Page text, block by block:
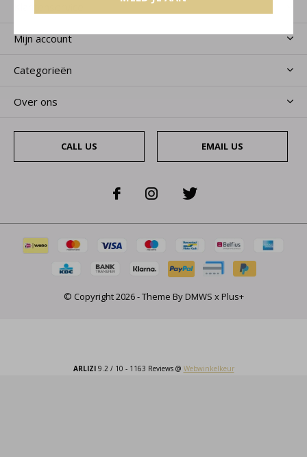
Mijn account
Categorieën
Over ons
CALL US EMAIL US
© Copyright2026- Theme ByDMWS x Plus+
ARLIZI9.2 / 10 - 1163 Reviews @ Webwinkelkeur